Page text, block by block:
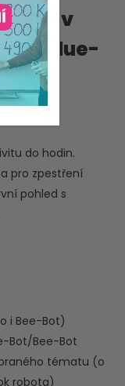
Svět v
Blue-
do hodin.
pro zpestření
pohled s
i Bee-Bot)
Bot/Bee-Bot
tématu (o
robota)